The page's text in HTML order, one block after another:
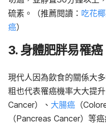
硫素。（推薦閱讀： 吃花
癌）
3. 身體肥胖易罹癌
現代人因為飲食的關係大
粗也代表罹癌機率大大提
Cancer）、 大腸癌 （
（Pancreas Cancer）等